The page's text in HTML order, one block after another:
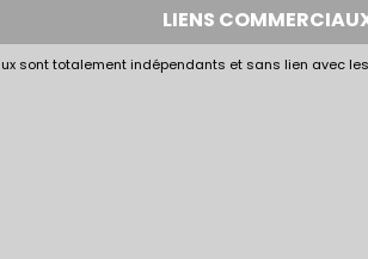
LIENS
sont totalement indépendants et sans lien avec